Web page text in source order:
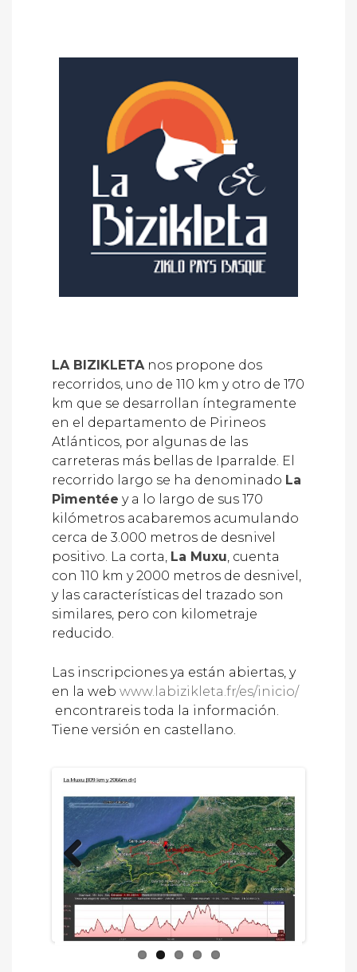
LA BIZIKLETA nos propone dos
recorridos, uno de 110 km y otro de 170
km que se desarrollan íntegramente
en el departamento de Pirineos
Atlánticos, por algunas de las
carreteras más bellas de Iparralde. El
recorrido largo se ha denominado La
Pimentée y a lo largo de sus 170
kilómetros acabaremos acumulando
cerca de 3.000 metros de desnivel
positivo. La corta, La Muxu , cuenta
con 110 km y 2000 metros de desnivel,
y las características del trazado son
similares, pero con kilometraje
reducido.
Las inscripciones ya están abiertas, y
en la web www.labizikleta.fr/es/inicio/
encontrareis toda la información.
Tiene versión en castellano.
Previous Next